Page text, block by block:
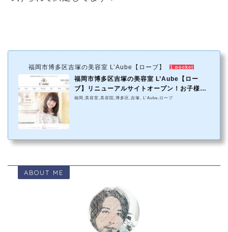
福岡市博多区吉塚の美容室 L’Aube【ローブ】 1 pocket
福岡市博多区吉塚の美容室 L’Aube【ロー
ブ】リニューアルサイトオープン！お子様
連...
福岡,美容室,美容院,博多区,吉塚, L'Aube,ローブ
ABOUT ME